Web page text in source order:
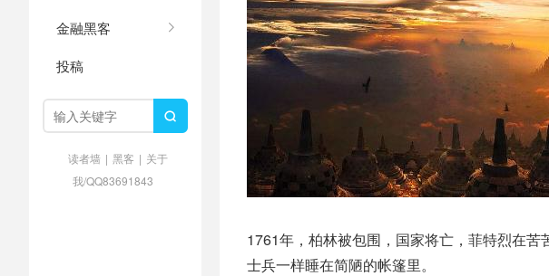
金融黑客
投稿

读者墙 | 黑客 | 关于
我/QQ83691843
1761年，柏林被包围，国家将亡，菲特烈在
士兵一样睡在简陋的帐篷里。